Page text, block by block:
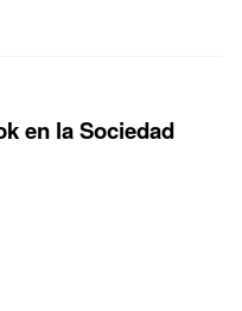
en la Sociedad